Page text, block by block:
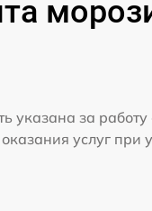
указана за
оказания услуг